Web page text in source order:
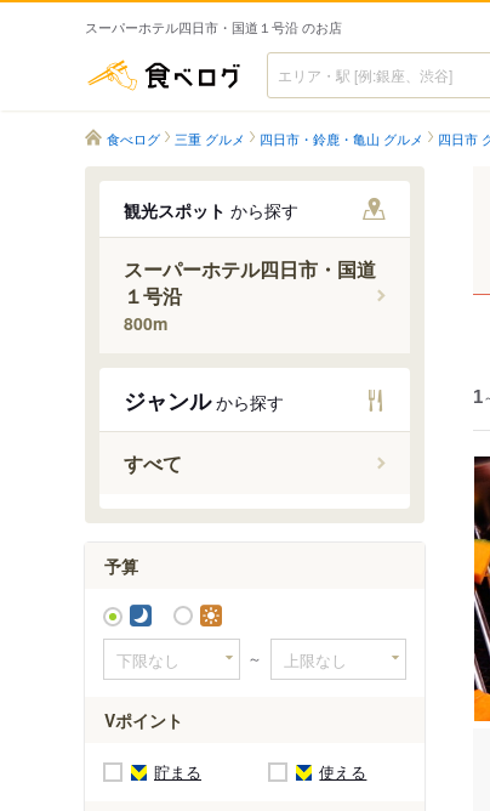
スーパーホテル四日市・国道１号沿 のお店
食べログ
食べログ 三重 グルメ 四日市・鈴鹿・亀山 グルメ 四日市
観光スポット から探す
スーパーホテル四日市・国道
１号沿
800m
ジャンルから探す
すべて
予算
～
Vポイント
貯まる 使える
1